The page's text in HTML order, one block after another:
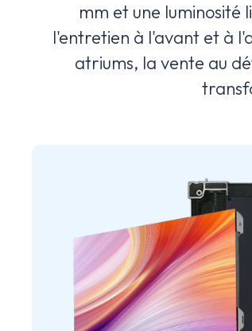
mm et une luminosité
l'entretien à l'avant et à
atriums, la vente au